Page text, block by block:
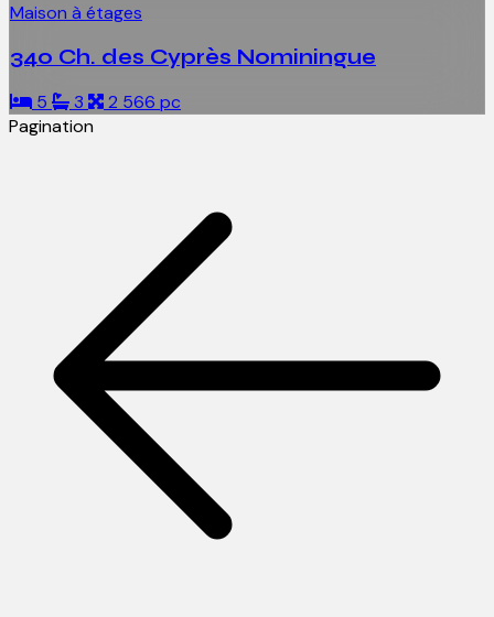
Maison à étages
340 Ch. des Cyprès Nominingue
5 3
2 566 pc
Pagination